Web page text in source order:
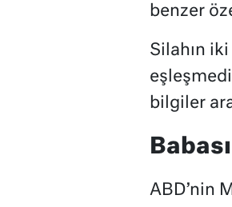
benzer
Silahın
bilgiler
ABD’nin